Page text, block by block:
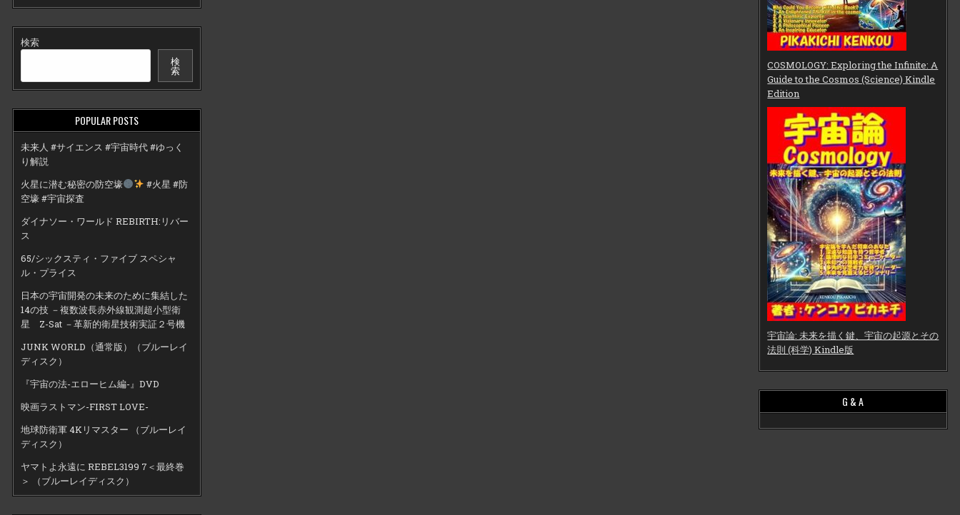
検索
検
索
POPULAR POSTS
未来人 #サイエンス #宇宙時代 #ゆっく
り解説
火星に潜む秘密の防空壕
#火星 #防
空壕 #宇宙探査
ダイナソー・ワールド REBIRTH:リバー
ス
65/シックスティ・ファイブ スペシャ
ル・プライス
日本の宇宙開発の未来のために集結した
14の技 －複数波長赤外線観測超小型衛
星 Z-Sat －革新的衛星技術実証２号機
JUNK WORLD（通常版）（ブルーレイ
ディスク）
『宇宙の法-エローヒム編-』DVD
映画ラストマン-FIRST LOVE-
地球防衛軍 4Kリマスター （ブルーレイ
ディスク）
ヤマトよ永遠に REBEL3199 7＜最終巻
＞ （ブルーレイディスク）
COSMOLOGY: Exploring the Infinite: A
Guide to the Cosmos (Science) Kindle
Edition
宇宙論: 未来を描く鍵、宇宙の起源とその
法則 (科学) Kindle版
G & A